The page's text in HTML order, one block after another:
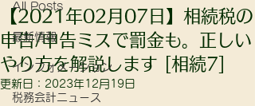
All Posts
最新情報
インフォメーション
税務会計ニュース
【2021年02月07日】相続税の
申告/申告ミスで罰金も。正しい
やり方を解説します [相続7]
更新日： 2023年12月19日